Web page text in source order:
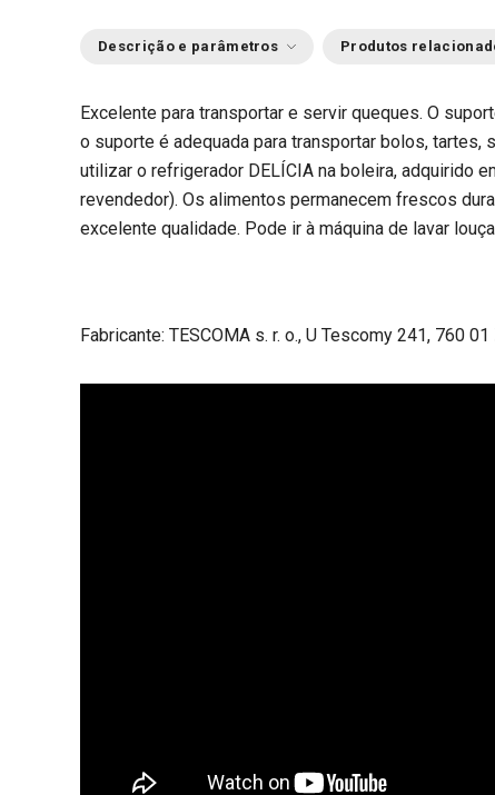
Descrição e parâmetros Produtos
Excelente para transportar e servir queques. O
o suporte é adequada para transportar bolos,
utilizar o refrigerador DELÍCIA na boleira, adquirido
revendedor). Os alimentos permanecem frescos
excelente qualidade. Pode ir à máquina de lavar
Fabricante: TESCOMA s. r. o., U Tescomy 241, 760 01